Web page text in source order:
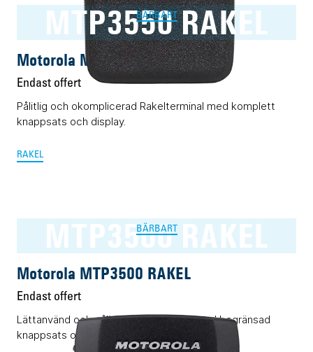
MTP3550 RAKEL
BÄRBART
Motorola MTP3550 RAKEL
Endast offert
Pålitlig och okomplicerad Rakelterminal med komplett
knappsats och display.
RAKEL
MTP3500 RAKEL
BÄRBART
Motorola MTP3500 RAKEL
Endast offert
Lättanvänd och pålitlig Rakelterminal med begränsad
knappsats och display.